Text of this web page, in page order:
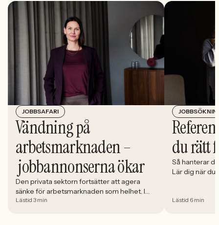
JOBBSAFARI
Vändning på
arbetsmarknaden –
jobbannonserna ökar
Den privata sektorn fortsätter att agera
sänke för arbetsmarknaden som helhet. I
april minskade antalet jobbannonser i
Lästid 3 min
du rätt
Så hanterar
Lär dig när du
Lästid 6 min